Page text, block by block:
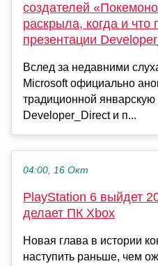
создателей
раскрыла, когда и что
презентации
Вслед за недавними
Microsoft официально
традиционной
Developer_Direct и п...
04:00, 16 Окт
PlayStation 6 выйдет
делает ПК Xbox
Новая глава в истории
наступить раньше, чем